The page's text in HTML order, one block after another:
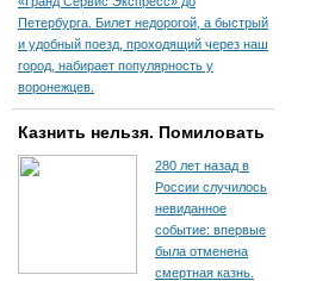
Петербурга. Билет недорогой, а быстрый
и удобный поезд, проходящий через наш
город, набирает популярность у
воронежцев.
Казнить нельзя. Помиловать
280 лет назад в
России случилось
невиданное
событие: впервые
была отменена
смертная казнь.